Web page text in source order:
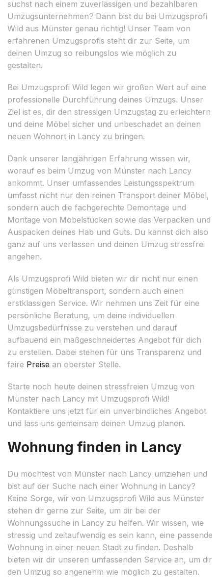
suchst nach einem zuverlässigen und bezahlbaren
Umzugsunternehmen? Dann bist du bei Umzugsprofi
Wild aus Münster genau richtig! Unser Team von
erfahrenen Umzugsprofis steht dir zur Seite, um
deinen Umzug so reibungslos wie möglich zu
gestalten.
Bei Umzugsprofi Wild legen wir großen Wert auf eine
professionelle Durchführung deines Umzugs. Unser
Ziel ist es, dir den stressigen Umzugstag zu erleichtern
und deine Möbel sicher und unbeschadet an deinen
neuen Wohnort in Lancy zu bringen.
Dank unserer langjährigen Erfahrung wissen wir,
worauf es beim Umzug von Münster nach Lancy
ankommt. Unser umfassendes Leistungsspektrum
umfasst nicht nur den reinen Transport deiner Möbel,
sondern auch die fachgerechte Demontage und
Montage von Möbelstücken sowie das Verpacken und
Auspacken deines Hab und Guts. Du kannst dich also
ganz auf uns verlassen und deinen Umzug stressfrei
angehen.
Als Umzugsprofi Wild bieten wir dir nicht nur einen
günstigen Möbeltransport, sondern auch einen
erstklassigen Service. Wir nehmen uns Zeit für eine
persönliche Beratung, um deine individuellen
Umzugsbedürfnisse zu verstehen und darauf
aufbauend ein maßgeschneidertes Angebot für dich
zu erstellen. Dabei stehen für uns Transparenz und
faire Preise an oberster Stelle.
Starte noch heute deinen stressfreien Umzug von
Münster nach Lancy mit Umzugsprofi Wild!
Kontaktiere uns jetzt für ein unverbindliches Angebot
und lass uns gemeinsam deinen Umzug planen.
Wohnung finden in Lancy
Du möchtest von Münster nach Lancy umziehen und
bist auf der Suche nach einer Wohnung in Lancy?
Keine Sorge, wir von Umzugsprofi Wild aus Münster
stehen dir gerne zur Seite, um dir bei der
Wohnungssuche in Lancy zu helfen. Wir wissen, wie
stressig und zeitaufwendig es sein kann, eine passende
Wohnung in einer neuen Stadt zu finden. Deshalb
bieten wir dir unseren umfassenden Service an, um dir
den Umzug so angenehm wie möglich zu gestalten.